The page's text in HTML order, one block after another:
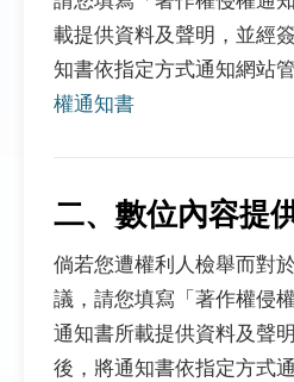
載提供資料及聲明，並經
知書依指定方式通知網站
權通知書
二、數位內容提
倘若您遭權利人檢舉而對
議，請您填寫「著作權侵
通知書所載提供資料及聲
後，將通知書依指定方式